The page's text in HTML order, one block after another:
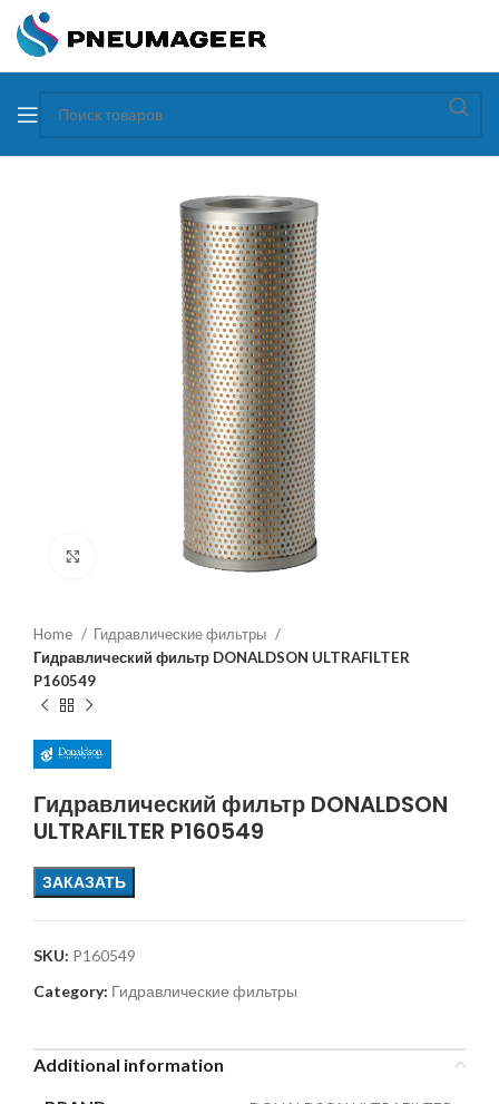
Home
Гидравлические фильтры
Гидравлический фильтр DONALDSON ULTRAFILTER
P160549
Гидравлический фильтр DONALDSON
ULTRAFILTER P160549
ЗАКАЗАТЬ
SKU: P160549
Category: Гидравлические фильтры
Additional information